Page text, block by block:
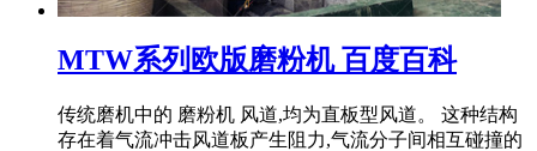
MTW系列欧版磨粉机 百度百科
传统磨机中的 磨粉机 风道,均为直板型风道。 这种结构
存在着气流冲击风道板产生阻力,气流分子间相互碰撞的